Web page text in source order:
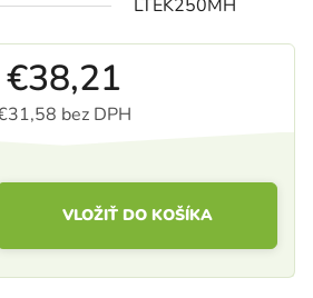
LTEK250MH
€38,21
bez DPH
VLOŽIŤ DO KOŠÍKA